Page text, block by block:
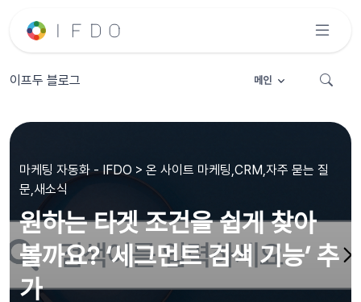
이프두 블로그 메인
마케팅 자동화 - IFDO > 온 사이트 마케팅,CRM,자주 묻는 질
문,새소식
원하는 타겟 조건을 쉽게 찾아
볼까요? ‘세그먼트 검색 기능’ 추
가